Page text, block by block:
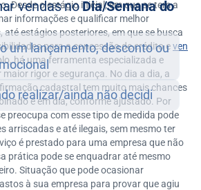
Desde o estágio inicial, em que se tem a
informações e qualificar melhor
até estágios posteriores, em que se busca
para a concessão de crédito even
há uma ferramenta especializada e
rigor e segurança. No dia a dia, a
cadastral tem muito mais chances
e em dia, conforme ajustado. Por
preocupa com esse tipo de medida pode
arriscadas e até ilegais, sem mesmo ter
é prestado para uma empresa que não
prática pode se enquadrar até mesmo
Situação que pode ocasionar
à sua empresa para provar que agiu